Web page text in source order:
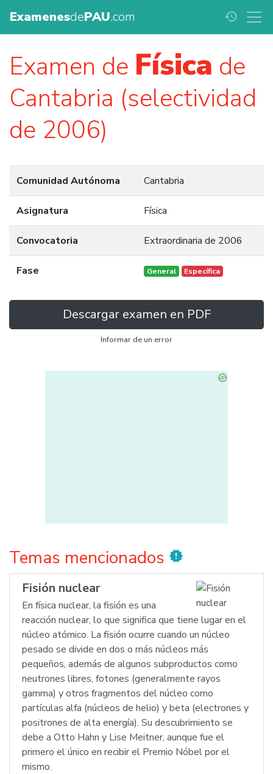
ExamenesdePAU.com history
Examen de Física de
Cantabria (selectividad
de 2006)
Comunidad Autónoma Cantabria
Asignatura Física
Convocatoria Extraordinaria de 2006
Fase General Específica
Descargar examen en PDF
Informar de un error
Temas mencionados new_releases
Fisión nuclear
En física nuclear, la fisión es una
reacción nuclear, lo que significa que tiene lugar en el
núcleo atómico. La fisión ocurre cuando un núcleo
pesado se divide en dos o más núcleos más
pequeños, además de algunos subproductos como
neutrones libres, fotones (generalmente rayos
gamma) y otros fragmentos del núcleo como
partículas alfa (núcleos de helio) y beta (electrones y
positrones de alta energía). Su descubrimiento se
debe a Otto Hahn y Lise Meitner, aunque fue el
primero el único en recibir el Premio Nóbel por el
mismo.